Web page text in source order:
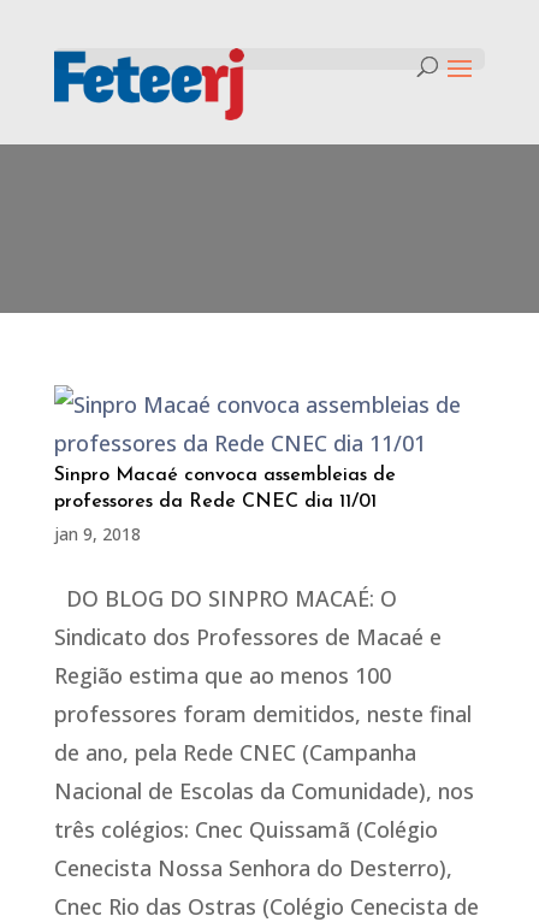
Sinpro Macaé convoca assembleias de
professores da Rede CNEC dia 11/01
jan 9, 2018
DO BLOG DO SINPRO MACAÉ: O
Sindicato dos Professores de Macaé e
Região estima que ao menos 100
professores foram demitidos, neste final
de ano, pela Rede CNEC (Campanha
Nacional de Escolas da Comunidade), nos
três colégios: Cnec Quissamã (Colégio
Cenecista Nossa Senhora do Desterro),
Cnec Rio das Ostras (Colégio Cenecista de